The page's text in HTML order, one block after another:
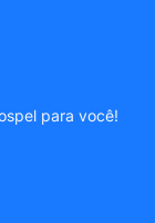
para você!